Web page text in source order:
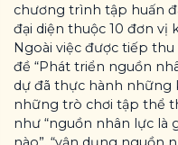
chương trình tập huấn
đại diện thuộc 10 đơn vị
Ngoài việc được tiếp
đề “Phát triển nguồn
dự đã thực hành những
những trò chơi tập thể
như “nguồn nhân lực là